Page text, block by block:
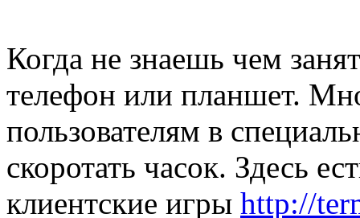
Когда не знаешь чем
телефон или планшет.
пользователям в
скоротать часок. Здесь
клиентские игры http://